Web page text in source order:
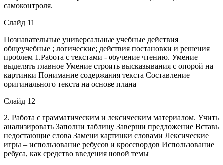
самоконтроля.
Слайд 11
Познавательные универсальные учебные действия
общеучебные ; логические; действия постановки и решения
проблем 1.Работа с текстами - обучение чтению. Умение
выделять главное Умение строить высказывания с опорой на
картинки Понимание содержания текста Составление
оригинального текста на основе плана
Слайд 12
2. Работа с грамматическим и лексическим материалом. Учить
анализировать Заполни таблицу Заверши предложение Вставь
недостающие слова Замени картинки словами Лексические
игры – использование ребусов и кроссвордов Использование
ребуса, как средство введения новой темы